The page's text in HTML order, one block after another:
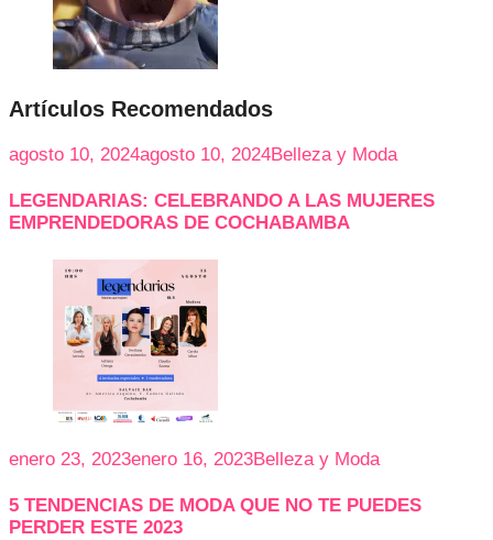
Artículos Recomendados
agosto 10, 2024agosto 10, 2024Belleza y Moda
LEGENDARIAS: CELEBRANDO A LAS MUJERES
EMPRENDEDORAS DE COCHABAMBA
enero 23, 2023enero 16, 2023Belleza y Moda
5 TENDENCIAS DE MODA QUE NO TE PUEDES
PERDER ESTE 2023